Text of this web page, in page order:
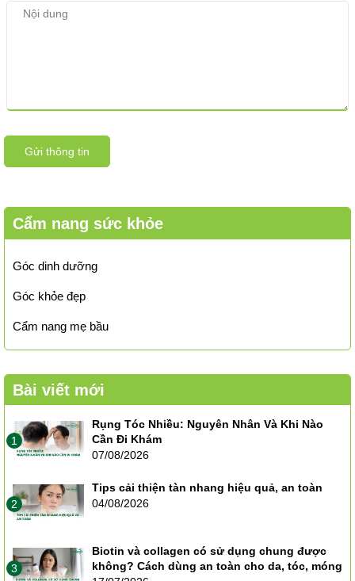
Gửi thông tin
Cẩm nang sức khỏe
Góc dinh dưỡng
Góc khỏe đẹp
Cẩm nang mẹ bầu
Bài viết mới
1
Rụng Tóc Nhiều: Nguyên Nhân Và Khi Nào
Cần Đi Khám
07/08/2026
2
Tips cải thiện tàn nhang hiệu quả, an toàn
04/08/2026
3
Biotin và collagen có sử dụng chung được
không? Cách dùng an toàn cho da, tóc, móng